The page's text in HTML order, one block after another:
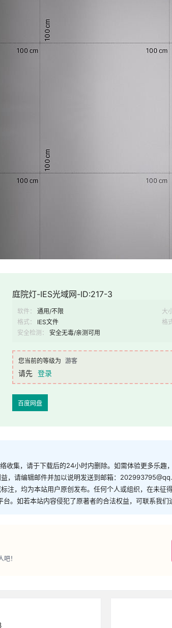
庭院灯-IES光域网-ID:217-3
软件： 通用/不限 大
格式：
IES文件 格
安全检测：
安全无毒/亲测可用
您当前的等级为 游客
请先 登录
百度网盘
收集，请于下载后的24小时内删除。如需体验更多乐趣
，请编辑邮件并加以说明发送到邮箱：
注，均为本站用户原创发布。任何个人或组织，在未征
。如若本站内容侵犯了原著者的合法权益，可联系我们
！